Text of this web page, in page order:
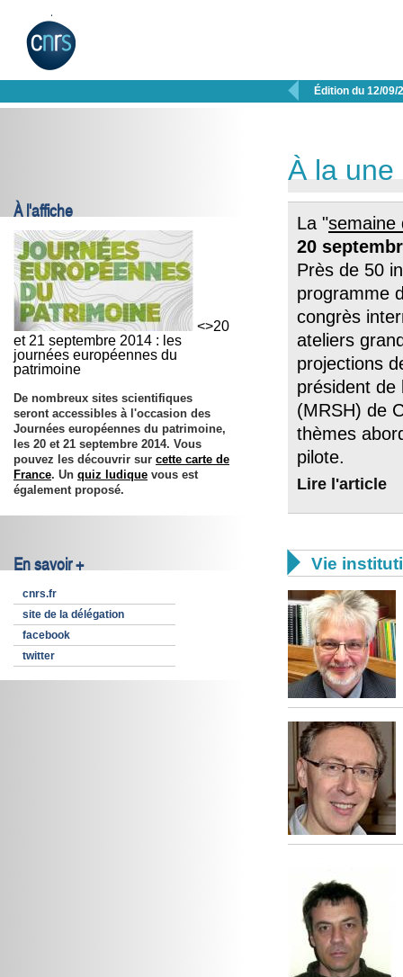
 Édition du 12/09/
À l'affiche
<>20
et 21 septembre 2014 : les
journées européennes du
patrimoine
De nombreux sites scientifiques
seront accessibles à l'occasion des
Journées européennes du patrimoine,
les 20 et 21 septembre 2014. Vous
pouvez les découvrir sur cette carte de
France. Un quiz ludique vous est
également proposé.
En savoir +
cnrs.fr
site de la délégation
facebook
twitter
À la une
La "semaine
20
Près de 50
programme
congrès
ateliers
projections
président de
(MRSH) de
thèmes
pilote.
Lire l'article
 Vie